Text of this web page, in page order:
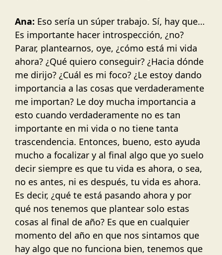
Ana: Eso sería un súper trabajo. Sí, hay que…
Es importante hacer introspección, ¿no?
Parar, plantearnos, oye, ¿cómo está mi vida
ahora? ¿Qué quiero conseguir? ¿Hacia dónde
me dirijo? ¿Cuál es mi foco? ¿Le estoy dando
importancia a las cosas que verdaderamente
me importan? Le doy mucha importancia a
esto cuando verdaderamente no es tan
importante en mi vida o no tiene tanta
trascendencia. Entonces, bueno, esto ayuda
mucho a focalizar y al final algo que yo suelo
decir siempre es que tu vida es ahora, o sea,
no es antes, ni es después, tu vida es ahora.
Es decir, ¿qué te está pasando ahora y por
qué nos tenemos que plantear solo estas
cosas al final de año? Es que en cualquier
momento del año en que nos sintamos que
hay algo que no funciona bien, tenemos que